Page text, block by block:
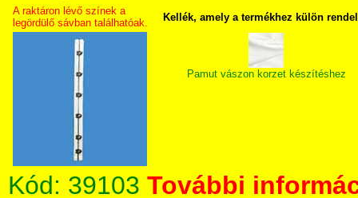
A raktáron lévő színek a
legördülő sávban találhatóak.
Kellék, amely a termékhez külön
Pamut vászon korzet készítéshez
Kód: 39103 További